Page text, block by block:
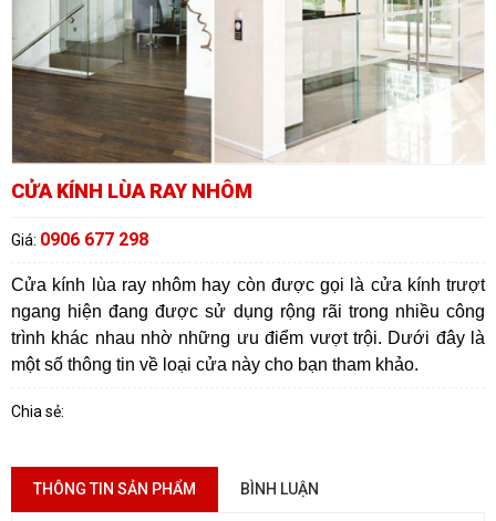
CỬA KÍNH LÙA RAY NHÔM
Giá: 0906 677 298
Cửa kính lùa ray nhôm hay còn được gọi là cửa kính trượt
ngang hiện đang được sử dụng rộng rãi trong nhiều công
trình khác nhau nhờ những ưu điểm vượt trội. Dưới đây là
một số thông tin về loại cửa này cho bạn tham khảo.
Chia sẻ:
THÔNG TIN SẢN PHẨM BÌNH LUẬN